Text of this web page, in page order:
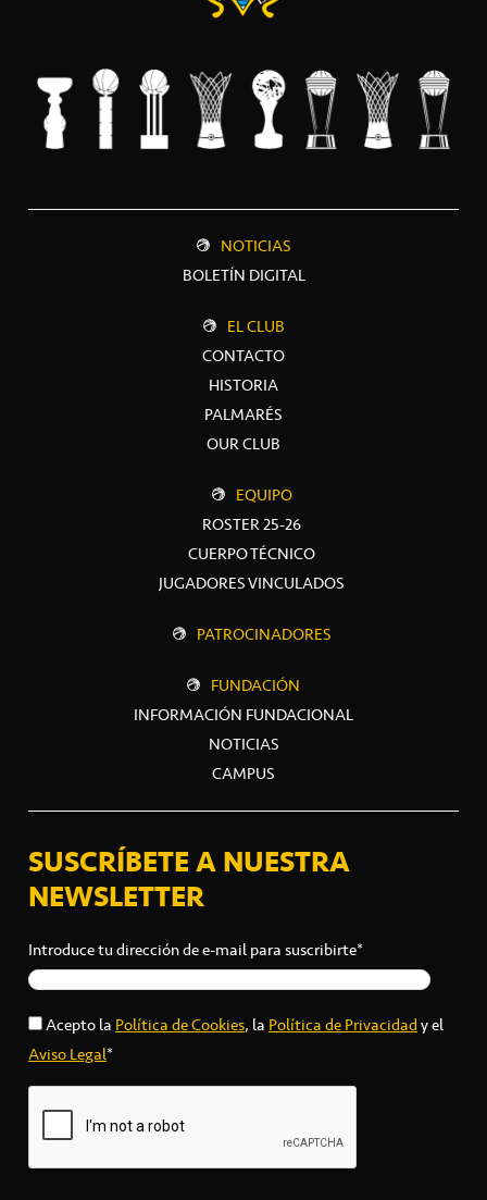
NOTICIAS
BOLETÍN DIGITAL
EL CLUB
CONTACTO
HISTORIA
PALMARÉS
OUR CLUB
EQUIPO
ROSTER 25-26
CUERPO TÉCNICO
JUGADORES VINCULADOS
PATROCINADORES
FUNDACIÓN
INFORMACIÓN FUNDACIONAL
NOTICIAS
CAMPUS
SUSCRÍBETE A NUESTRA
NEWSLETTER
Introduce tu dirección de e-mail para suscribirte*
Acepto la Política de Cookies, la Política de Privacidady el
Aviso Legal*